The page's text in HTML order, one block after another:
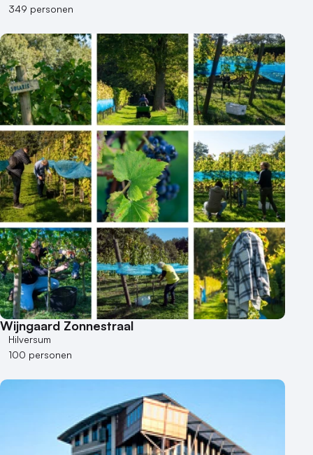
349 personen
Wijngaard Zonnestraal
Hilversum
100 personen